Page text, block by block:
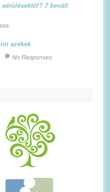
7 bevált
székek
No Responses.